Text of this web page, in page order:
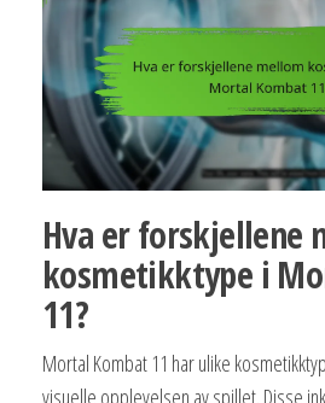
Hva er forskjellene
kosmetikktype i
11?
Mortal Kombat 11 har ulike
visuelle opplevelsen av spillet. Disse